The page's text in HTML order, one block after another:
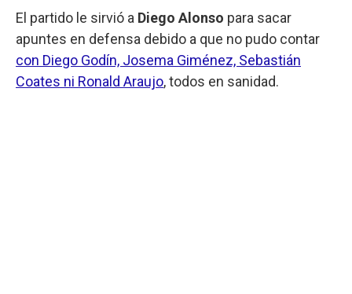
El partido le sirvió a Diego Alonso para sacar
apuntes en defensa debido a que no pudo contar
con Diego Godín, Josema Giménez, Sebastián
Coates ni Ronald Araujo, todos en sanidad.